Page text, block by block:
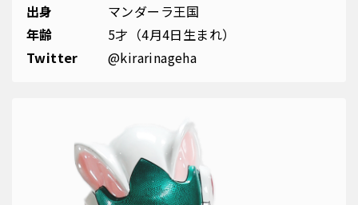
出身
マンダーラ王国
年齢
5才（4月4日生まれ）
Twitter
@kirarinageha